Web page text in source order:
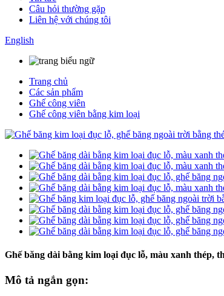
Câu hỏi thường gặp
Liên hệ với chúng tôi
English
Trang chủ
Các sản phẩm
Ghế công viên
Ghế công viên bằng kim loại
Ghế băng dài bằng kim loại đục lỗ, màu xanh thép,
Mô tả ngắn gọn: